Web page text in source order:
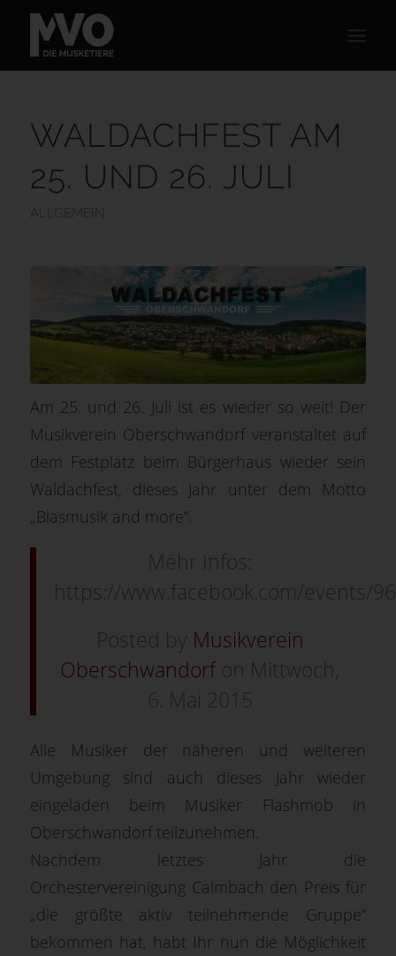
WALDACHFEST AM
25. UND 26. JULI
Am 25. und 26. Juli ist es wieder so weit! Der
Musikverein Oberschwandorf veranstaltet auf
dem Festplatz beim Bürgerhaus wieder sein
Waldachfest, dieses Jahr unter dem Motto
„Blasmusik and more“.
Mehr Infos:
https://www.facebook.com/events/
Posted by Musikverein
Oberschwandorfon Mittwoch,
6. Mai 2015
Alle Musiker der näheren und weiteren
Umgebung sind auch dieses Jahr wieder
eingeladen beim Musiker Flashmob in
Oberschwandorf teilzunehmen.
Nachdem letztes Jahr die
Orchestervereinigung Calmbach den Preis für
„die größte aktiv teilnehmende Gruppe“
bekommen hat, habt Ihr nun die Möglichkeit